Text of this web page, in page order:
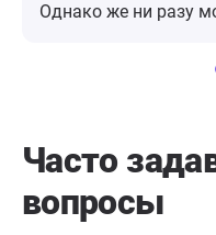
Однако же ни разу
Для лежачего
получает здесь
спасибо всему
доброе отношение,
уют! Желаю Вам
Часто
вопросы